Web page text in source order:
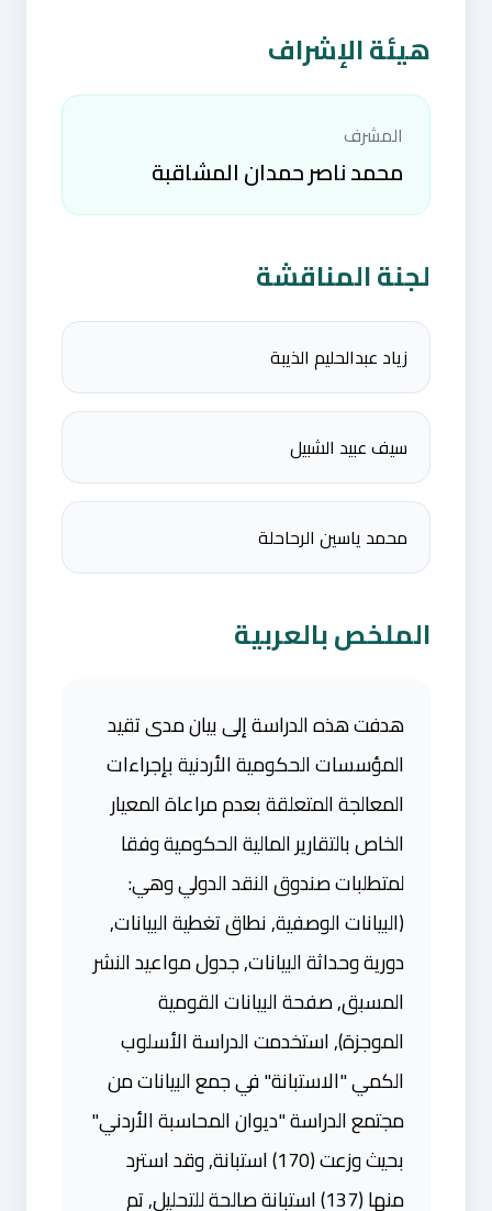
هيئة الإشراف
المشرف
محمد ناصر حمدان المشاقبة
لجنة المناقشة
زياد عبدالحليم الذيبة
سيف عبيد الشبيل
محمد ياسين الرحاحلة
الملخص بالعربية
هدفت هذه الدراسة إلى بيان مدى تقيد
المؤسسات الحكومية الأردنية بإجراءات
المعالجة المتعلقة بعدم مراعاة المعيار
الخاص بالتقارير المالية الحكومية وفقا
لمتطلبات صندوق النقد الدولي وهي:
(البيانات الوصفية, نطاق تغطية البيانات,
دورية وحداثة البيانات, جدول مواعيد النشر
المسبق, صفحة البيانات القومية
الموجزة), استخدمت الدراسة الأسلوب
الكمي "الاستبانة" في جمع البيانات من
مجتمع الدراسة "ديوان المحاسبة الأردني"
بحيث وزعت (170) استبانة, وقد استرد
منها (137) استبانة صالحة للتحليل, تم